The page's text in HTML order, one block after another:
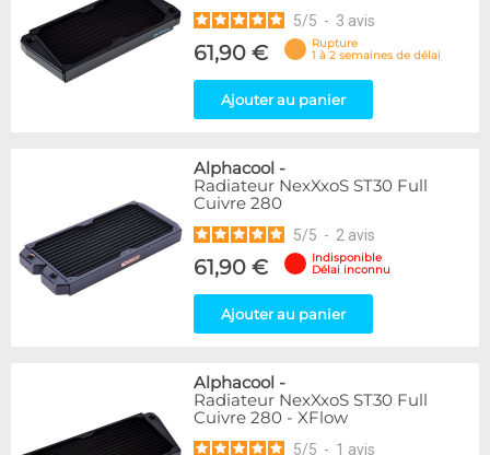
5/5 - 3 avis
61,90 €
Rupture
1 à 2 semaines de délai
Ajouter au panier
Alphacool -
Radiateur NexXxoS ST30 Full
Cuivre 280
5/5 - 2 avis
61,90 €
Indisponible
Délai inconnu
Ajouter au panier
Alphacool -
Radiateur NexXxoS ST30 Full
Cuivre 280 - XFlow
5/5 - 1 avis